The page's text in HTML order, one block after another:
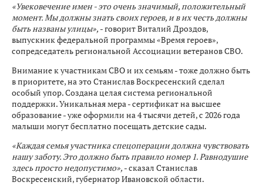
«Увековечение имен - это очень значимый, положительный
момент. Мы должны знать своих героев, и в их честь должны
быть названы улицы», - говорит Виталий Дроздов,
выпускник федеральной программы «Время героев»,
сопредседатель региональной Ассоциации ветеранов СВО.
Внимание к участникам СВО и их семьям - тоже должно быть
в приоритете, на это Станислав Воскресенский сделал
особый упор. Создана целая система региональной
поддержки. Уникальная мера - сертификат на высшее
образование - уже оформили на 4 тысячи детей, с 2026 года
малыши могут бесплатно посещать детские сады.
«Каждая семья участника спецоперации должна чувствовать
нашу заботу. Это должно быть правило номер 1. Равнодушие
здесь просто недопустимо», - сказал Станислав
Воскресенский, губернатор Ивановской области.